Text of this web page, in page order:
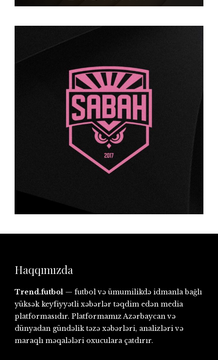
Haqqımızda
Trend.futbol — futbol və ümumilikdə idmanla bağlı
yüksək keyfiyyətli xəbərlər təqdim edən media
platformasıdır. Platformamız Azərbaycan və
dünyadan gündəlik təzə xəbərləri, analizləri və
maraqlı məqalələri oxuculara çatdırır.